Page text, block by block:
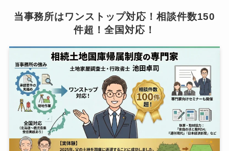
当事務所はワンストップ対応！相談件数150
件超！全国対応！